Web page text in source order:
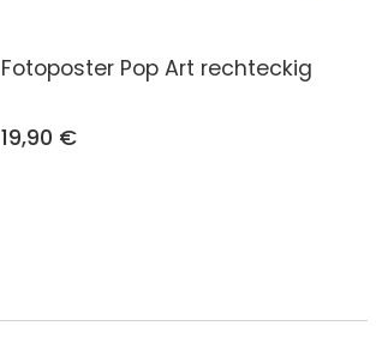
Fotoposter Pop Art rechteckig
19,90 €